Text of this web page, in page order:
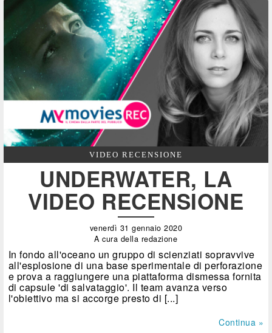
VIDEO RECENSIONE
UNDERWATER, LA
VIDEO RECENSIONE
venerdì 31 gennaio 2020
A cura della redazione
In fondo all'oceano un gruppo di scienziati sopravvive
all'esplosione di una base sperimentale di perforazione
e prova a raggiungere una piattaforma dismessa fornita
di capsule 'di salvataggio'. Il team avanza verso
l'obiettivo ma si accorge presto di [...]
Continua »